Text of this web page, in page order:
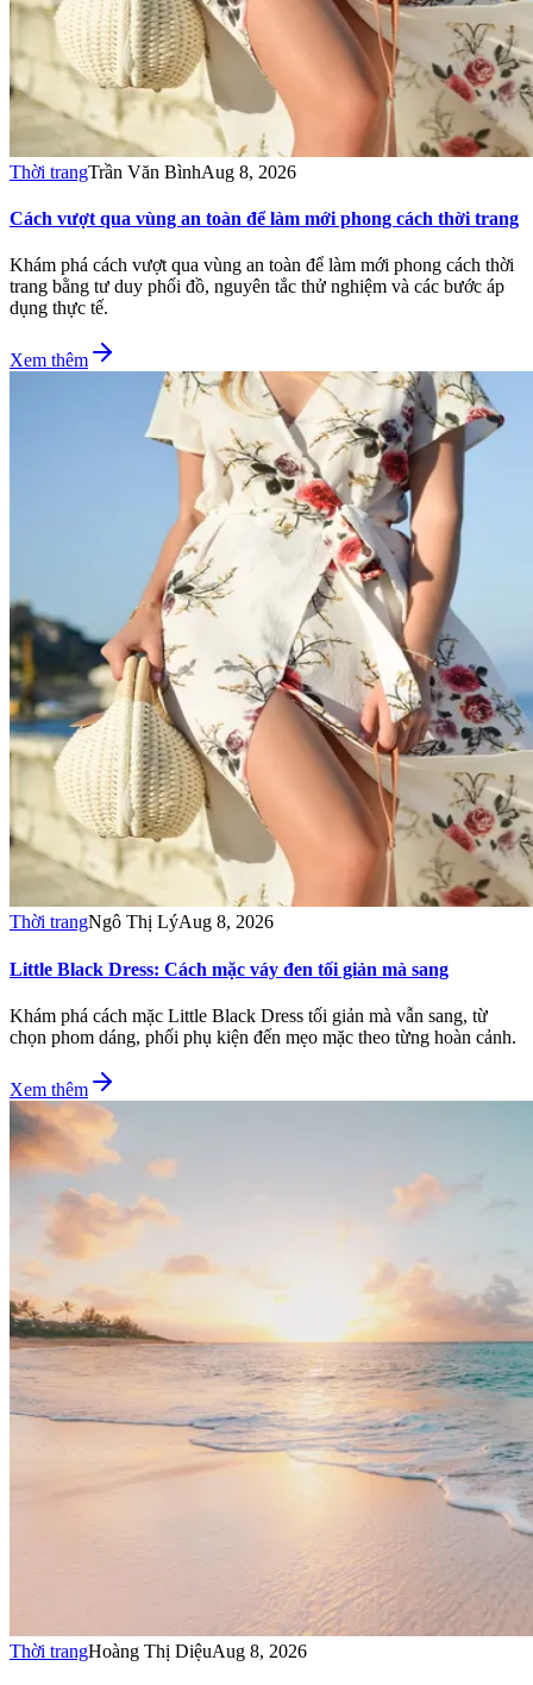
Thời trangTrần Văn BìnhAug 8, 2026
Cách vượt qua vùng an toàn để làm mới phong cách thời trang
Khám phá cách vượt qua vùng an toàn để làm mới phong cách thời
trang bằng tư duy phối đồ, nguyên tắc thử nghiệm và các bước áp
dụng thực tế.
Xem thêm
Thời trangNgô Thị LýAug 8, 2026
Little Black Dress: Cách mặc váy đen tối giản mà sang
Khám phá cách mặc Little Black Dress tối giản mà vẫn sang, từ
chọn phom dáng, phối phụ kiện đến mẹo mặc theo từng hoàn cảnh.
Xem thêm
Thời trangHoàng Thị DiệuAug 8, 2026